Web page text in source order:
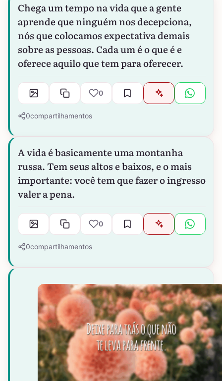
Chega um tempo na vida que a gente
aprende que ninguém nos decepciona,
nós que colocamos expectativa demais
sobre as pessoas. Cada um é o que é e
oferece aquilo que tem para oferecer.
0
0compartilhamentos
A vida é basicamente uma montanha
russa. Tem seus altos e baixos, e o mais
importante: você tem que fazer o ingresso
valer a pena.
0
0compartilhamentos